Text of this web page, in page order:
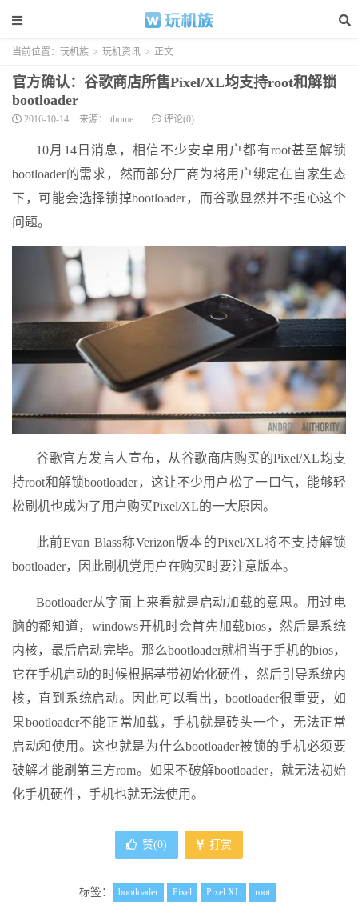
当前位置： 玩机族 > 玩机资讯 > 正文
官方确认：谷歌商店所售Pixel/XL均支持root和解锁
bootloader
2016-10-14 来源：ithome 评论(0)
10月14日消息，相信不少安卓用户都有root甚至解锁
bootloader的需求，然而部分厂商为将用户绑定在自家生态
下，可能会选择锁掉bootloader，而谷歌显然并不担心这个
问题。
谷歌官方发言人宣布，从谷歌商店购买的Pixel/XL均支
持root和解锁bootloader，这让不少用户松了一口气，能够轻
松刷机也成为了用户购买Pixel/XL的一大原因。
此前Evan Blass称Verizon版本的Pixel/XL将不支持解锁
bootloader，因此刷机党用户在购买时要注意版本。
Bootloader从字面上来看就是启动加载的意思。用过电
脑的都知道，windows开机时会首先加载bios，然后是系统
内核，最后启动完毕。那么bootloader就相当于手机的bios，
它在手机启动的时候根据基带初始化硬件，然后引导系统内
核，直到系统启动。因此可以看出，bootloader很重要，如
果bootloader不能正常加载，手机就是砖头一个，无法正常
启动和使用。这也就是为什么bootloader被锁的手机必须要
破解才能刷第三方rom。如果不破解bootloader，就无法初始
化手机硬件，手机也就无法使用。
赞(0) 打赏
标签： bootloader Pixel Pixel XL root